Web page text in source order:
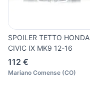
SPOILER TETTO HONDA
CIVIC IX MK9 12-16
112 €
Mariano Comense (CO)